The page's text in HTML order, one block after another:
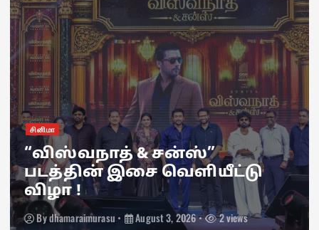
சினிமா
“விஸ்வநாத் & சன்ஸ்”
படத்தின் இசை வெளியீட்டு
விழா !
Bydhamaraimurasu August 3, 2026 2 views